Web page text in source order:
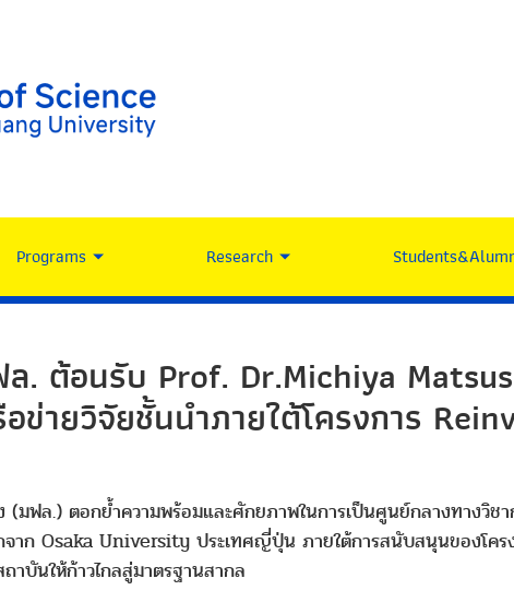
Programs Research
. ต้อนรับ Prof. Dr.Michiya
ข่ายวิจัยชั้นนำภายใต้โครงการ
มฟล.) ตอกย้ำความพร้อมและศักยภาพในการเป็นศูนย์กลางทางวิช
าก Osaka University ประเทศญี่ปุ่น ภายใต้การสนับสนุนของโ
าบันให้ก้าวไกลสู่มาตรฐานสากล